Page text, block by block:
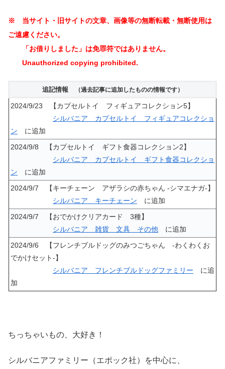
※ 当サイト・旧サイトの文章、画像等の無断転載・無断使用は
ご遠慮ください。
「お借りしました」は免罪符ではありません。
Unauthorized copying prohibited.
追記情報 （過去記事に追加したものの情報です）
2024/9/23 【カプセルトイ フィギュアコレクション5】
シルバニア カプセルトイ フィギュアコレクショ
ン に追加
2024/9/8 【カプセルトイ ギフト食器コレクション2】
シルバニア カプセルトイ ギフト食器コレクショ
ン に追加
2024/9/7 【キーチェーン アザラシの赤ちゃん -シマエナガ-】
シルバニア キーチェーン に追加
2024/9/7 【おでかけクリアカード 3種】
シルバニア 雑貨 文具 その他 に追加
2024/9/6 【フレンチブルドッグのみつごちゃん -わくわくお
でかけセット-】
シルバニア フレンチブルドッグファミリー に追
加
ちっちゃいもの、大好き！
シルバニアファミリー（エポック社）を中心に、